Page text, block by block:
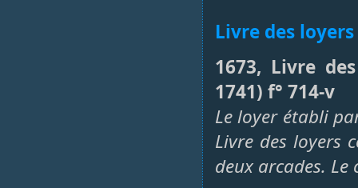
Livre des
1673, Livre
1741) f° 714-v
Le loyer établi
Livre des loyers
deux arcades.